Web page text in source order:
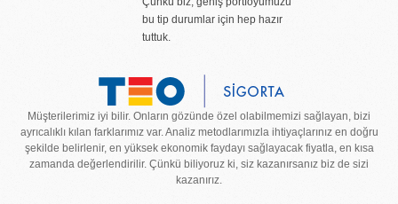
bu tip durumlar için hep hazır
tuttuk.
Müşterilerimiz iyi bilir. Onların gözünde özel olabilmemizi sağlayan, bizi
ayrıcalıklı kılan farklarımız var. Analiz metodlarımızla ihtiyaçlarınız en doğru
şekilde belirlenir, en yüksek ekonomik faydayı sağlayacak fiyatla, en kısa
zamanda değerlendirilir. Çünkü biliyoruz ki, siz kazanırsanız biz de sizi
kazanırız.